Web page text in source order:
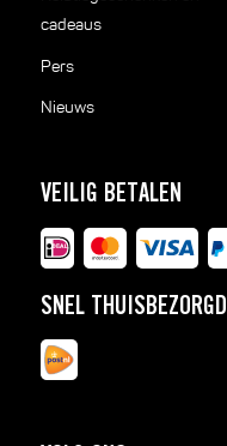
cadeaus
Pers
Nieuws
VEILIG BETALEN
SNEL THUISBEZORGD